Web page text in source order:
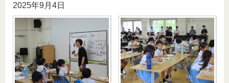
2025年9月4日